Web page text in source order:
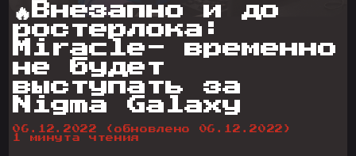
🔥Внезапно и до
ростерлока:
Miracle- временно
не будет
выступать за
Nigma Galaxy
06.12.2022
(обновлено 06.12.2022)
1 минута чтения